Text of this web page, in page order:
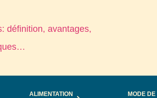
ALIMENTATION
MODE DE